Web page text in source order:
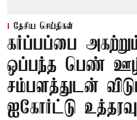
தேசிய செய்திகள்
கர்ப்பப்பை
ஒப்பந்த பெண்
சம்பளத்துடன்
ஐகோர்ட்டு உத்தரவு